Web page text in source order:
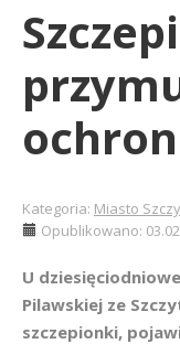
Kategoria: Miasto
Opublikowano:
U
Pilawskiej ze
szczepionki,